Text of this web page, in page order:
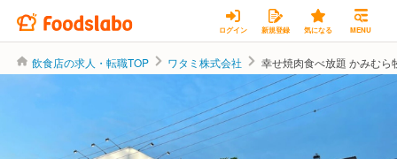
ログイン 新規登録 気になる MENU
飲食店の求人・転職TOP ワタミ株式会社 幸せ焼肉食べ放題 かみむ